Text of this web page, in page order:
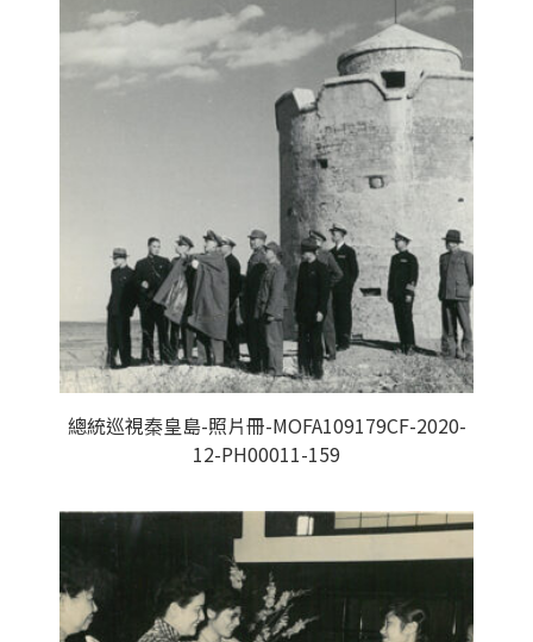
總統巡視秦皇島-照片冊-MOFA109179CF-2020-
12-PH00011-159